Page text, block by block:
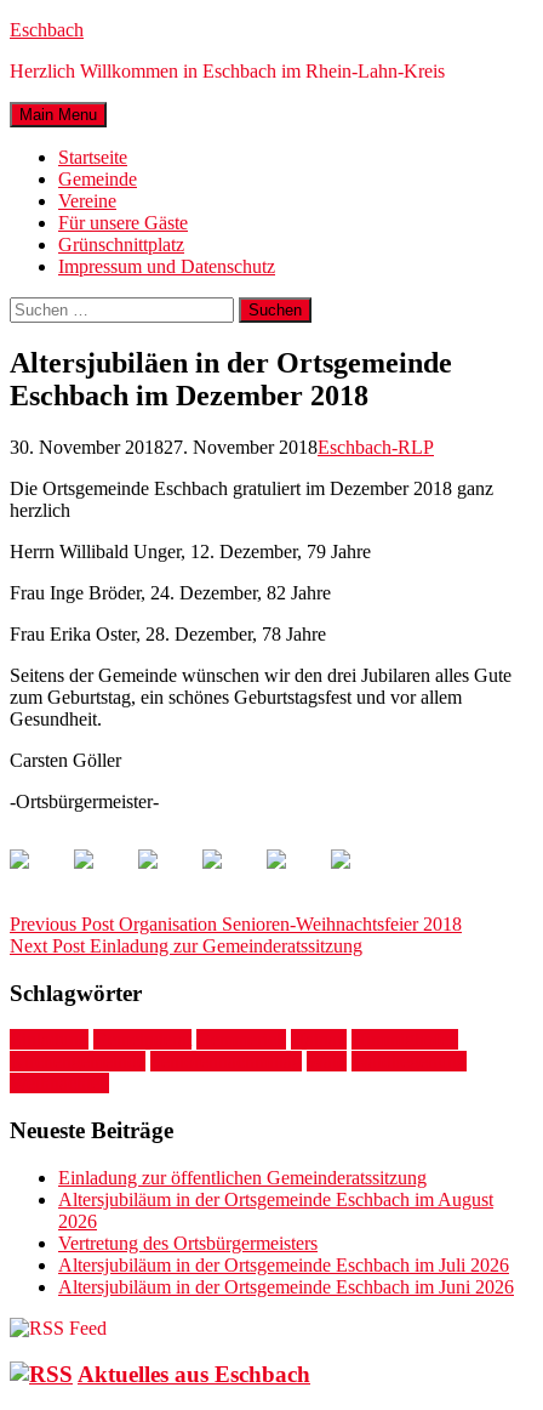
Eschbach
Herzlich Willkommen in Eschbach im Rhein-Lahn-Kreis
Main Menu
Startseite
Gemeinde
Vereine
Für unsere Gäste
Grünschnittplatz
Impressum und Datenschutz
Suchen
nach:
Altersjubiläen in der Ortsgemeinde
Eschbach im Dezember 2018
30. November 201827. November 2018Eschbach-RLP
Die Ortsgemeinde Eschbach gratuliert im Dezember 2018 ganz
herzlich
Herrn Willibald Unger, 12. Dezember, 79 Jahre
Frau Inge Bröder, 24. Dezember, 82 Jahre
Frau Erika Oster, 28. Dezember, 78 Jahre
Seitens der Gemeinde wünschen wir den drei Jubilaren alles Gute
zum Geburtstag, ein schönes Geburtstagsfest und vor allem
Gesundheit.
Carsten Göller
-Ortsbürgermeister-
Beitragsnavigation
Previous Post Previous
post:
Organisation Senioren-Weihnachtsfeier 2018
Next Post Next
Einladung zur Gemeinderatssitzung
Schlagwörter
Neueste Beiträge
Einladung zur öffentlichen Gemeinderatssitzung
Altersjubiläum in der Ortsgemeinde Eschbach im August
2026
Vertretung des Ortsbürgermeisters
Altersjubiläum in der Ortsgemeinde Eschbach im Juli 2026
Altersjubiläum in der Ortsgemeinde Eschbach im Juni 2026
Aktuelles aus Eschbach